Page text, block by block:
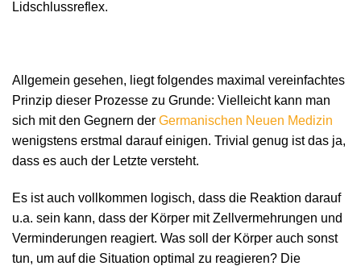
Lidschlussreflex.
Allgemein gesehen, liegt folgendes maximal vereinfachtes
Prinzip dieser Prozesse zu Grunde: Vielleicht kann man
sich mit den Gegnern der Germanischen Neuen Medizin
wenigstens erstmal darauf einigen. Trivial genug ist das ja,
dass es auch der Letzte versteht.
Es ist auch vollkommen logisch, dass die Reaktion darauf
u.a. sein kann, dass der Körper mit Zellvermehrungen und
Verminderungen reagiert. Was soll der Körper auch sonst
tun, um auf die Situation optimal zu reagieren? Die